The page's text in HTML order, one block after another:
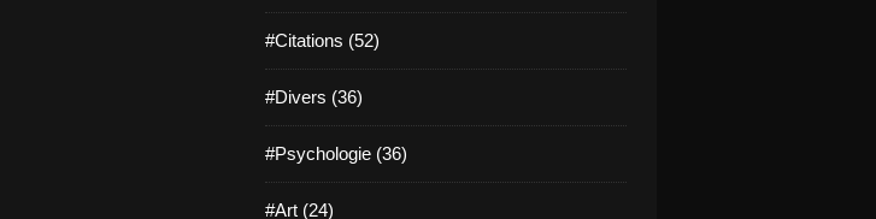
#Citations (52)
#Divers (36)
#Psychologie (36)
#Art (24)